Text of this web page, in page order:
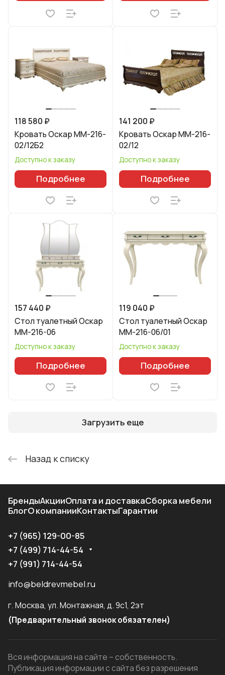
118 580 ₽
Кровать Оскар ММ-216-
02/12Б2
Доступно к заказу
Подробнее
141 200 ₽
Кровать Оскар ММ-216-
02/12
Доступно к заказу
Подробнее
157 440 ₽
Стол туалетный Оскар
ММ-216-06
Доступно к заказу
Подробнее
119 040 ₽
Стол туалетный Оскар
ММ-216-06/01
Доступно к заказу
Подробнее
Загрузить еще
Назад к списку
БрендыАкцииОплата и доставкаСборка мебели
БлогО компанииКонтактыГарантии
+7 (965) 129-00-85
+7 (499) 714-44-54
+7 (991) 714-44-54
info@beldrevmebel.ru
г. Москва, ул. Монтажная, д. 9с1, 2эт
(Предварительный звонок обязателен)
Вся информация на сайте – собственность.
Публикация информации с сайта без разрешения